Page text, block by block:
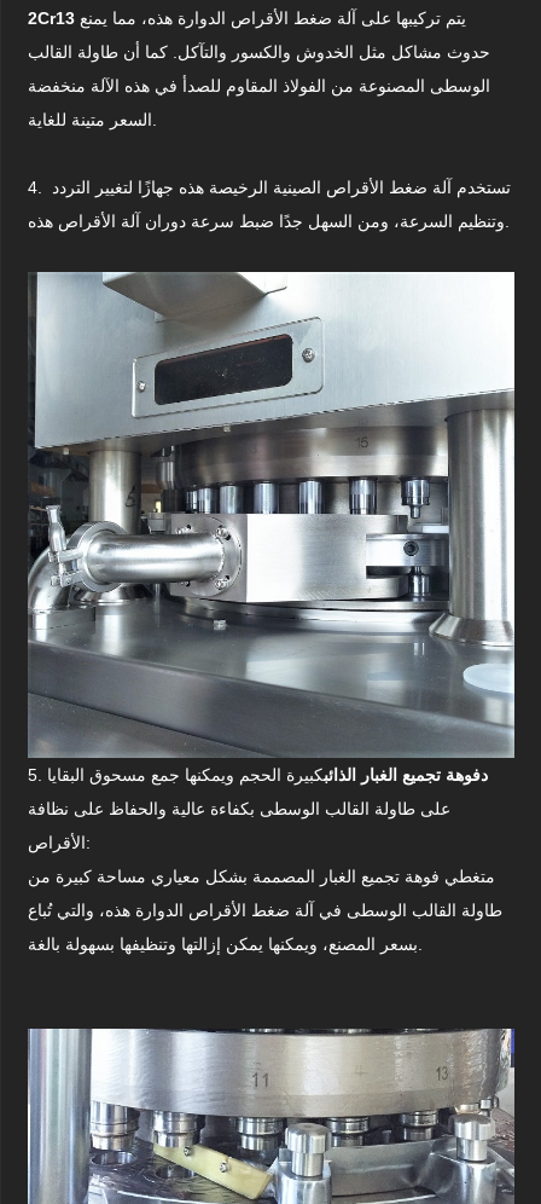
2Cr13
حدوث مشاكل مثل الخدوش والكسور والتآكل. كما أن طاولة القالب
الوسطى المصنوعة من الفولاذ المقاوم للصدأ في هذه الآلة منخفضة
4.
5. دفوهة تجميع الغبار الذائبكبيرة الحجم ويمكنها جمع مسحوق البقايا
على طاولة القالب الوسطى بكفاءة عالية والحفاظ على نظافة
الأقراص:
متغطي فوهة تجميع الغبار المصممة بشكل معياري مساحة كبيرة من
طاولة القالب الوسطى في آلة ضغط الأقراص الدوارة هذه، والتي تُباع
بسعر المصنع، ويمكنها